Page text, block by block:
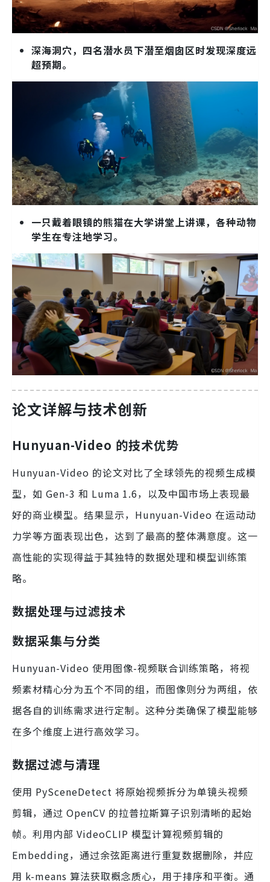
深海洞穴，四名潜水员下潜至烟囱区时发现深度远
超预期。
一只戴着眼镜的熊猫在大学讲堂上讲课，各种动物
学生在专注地学习。
论文详解与技术创新
Hunyuan-Video 的技术优势
Hunyuan-Video 的论文对比了全球领先的视频生成模
型，如 Gen-3 和 Luma 1.6，以及中国市场上表现最
好的商业模型。结果显示，Hunyuan-Video 在运动动
力学等方面表现出色，达到了最高的整体满意度。这一
高性能的实现得益于其独特的数据处理和模型训练策
略。
数据处理与过滤技术
数据采集与分类
Hunyuan-Video 使用图像-视频联合训练策略，将视
频素材精心分为五个不同的组，而图像则分为两组，依
据各自的训练需求进行定制。这种分类确保了模型能够
在多个维度上进行高效学习。
数据过滤与清理
使用 PySceneDetect 将原始视频拆分为单镜头视频
剪辑，通过 OpenCV 的拉普拉斯算子识别清晰的起始
帧。利用内部 VideoCLIP 模型计算视频剪辑的
Embedding，通过余弦距离进行重复数据删除，并应
用 k-means 算法获取概念质心，用于排序和平衡。通